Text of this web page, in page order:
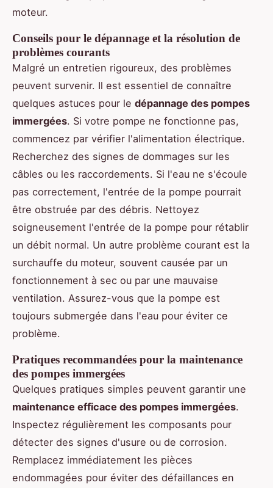
moteur.
Conseils pour le dépannage et la résolution de
problèmes courants
Malgré un entretien rigoureux, des problèmes
peuvent survenir. Il est essentiel de connaître
quelques astuces pour le dépannage des pompes
immergées. Si votre pompe ne fonctionne pas,
commencez par vérifier l'alimentation électrique.
Recherchez des signes de dommages sur les
câbles ou les raccordements. Si l'eau ne s'écoule
pas correctement, l'entrée de la pompe pourrait
être obstruée par des débris. Nettoyez
soigneusement l'entrée de la pompe pour rétablir
un débit normal. Un autre problème courant est la
surchauffe du moteur, souvent causée par un
fonctionnement à sec ou par une mauvaise
ventilation. Assurez-vous que la pompe est
toujours submergée dans l'eau pour éviter ce
problème.
Pratiques recommandées pour la maintenance
des pompes immergées
Quelques pratiques simples peuvent garantir une
maintenance efficace des pompes immergées.
Inspectez régulièrement les composants pour
détecter des signes d'usure ou de corrosion.
Remplacez immédiatement les pièces
endommagées pour éviter des défaillances en